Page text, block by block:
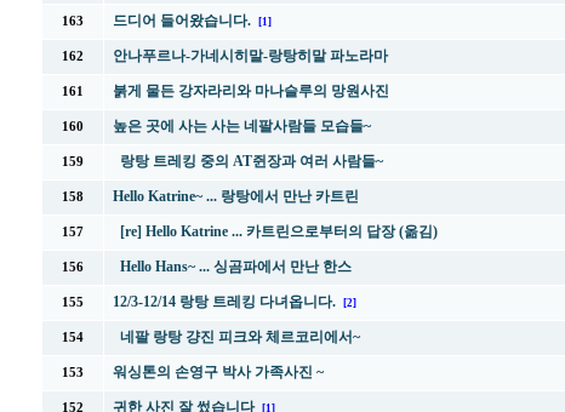
163 드디어 들어왔습니다. [1]
162 안나푸르나-가네시히말-랑탕히말 파노라마
161 붉게 물든 강자라리와 마나슬루의 망원사진
160 높은 곳에 사는 사는 네팔사람들 모습들~
159 랑탕 트레킹 중의 AT쥔장과 여러 사람들~
158 Hello Katrine~ ... 랑탕에서 만난 카트린
157 [re] Hello Katrine ... 카트린으로부터의 답장 (옮김)
156 Hello Hans~ ... 싱곰파에서 만난 한스
155 12/3-12/14 랑탕 트레킹 다녀옵니다. [2]
154 네팔 랑탕 걍진 피크와 체르코리에서~
153 워싱톤의 손영구 박사 가족사진 ~
152 귀한 사진 잘 썼습니다 [1]